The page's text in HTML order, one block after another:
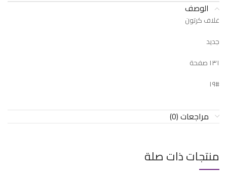
الوصف
غلاف كرتون
جديد
١٣١ صفحة
#١٩
مراجعات (0)
منتجات ذات صلة